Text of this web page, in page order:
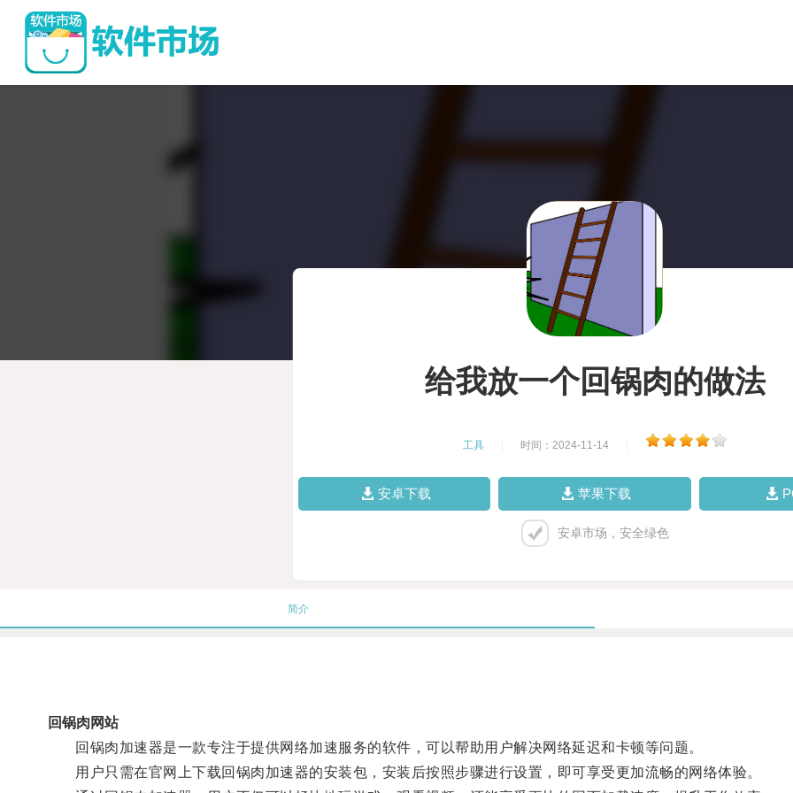
给我放一个回锅肉的做法
工具 时间：2024-11-14
安卓下载 苹果下载
安卓市场，安全绿色
简介
回锅肉网站
回锅肉加速器是一款专注于提供网络加速服务的软件，可以帮助用户解决网络延迟和卡顿等问题。
用户只需在官网上下载回锅肉加速器的安装包，安装后按照步骤进行设置，即可享受更加流畅的网络体验。